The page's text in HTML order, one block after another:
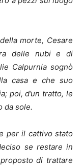
morte, Cesare
delle nubi e di
Calpurnia sognò
casa e che suo
poi, d’un tratto, le
da sole.
per il cattivo stato
se restare in
di trattare